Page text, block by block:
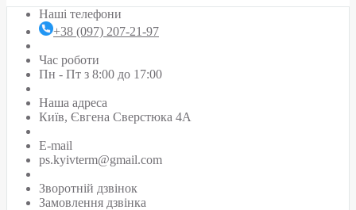
Наші телефони
+38 (097) 207-21-97
Час роботи
Пн - Пт з 8:00 до 17:00
Наша адреса
Київ, Євгена Сверстюка 4А
E-mail
ps.kyivterm@gmail.com
Зворотній дзвінок
Замовлення дзвінка